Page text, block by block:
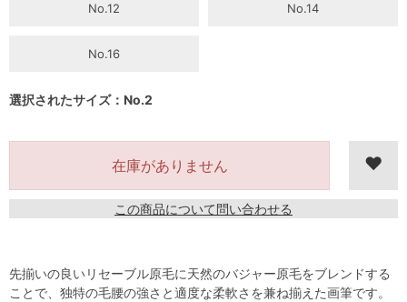
No.12 No.14
No.16
選択されたサイズ：No.2
在庫がありません
この商品について問い合わせる
先揃いの良いリセーブル原毛に天然のバジャー原毛をブレンドする
ことで、独特の毛腰の強さと適度な柔軟さを兼ね揃えた画筆です。